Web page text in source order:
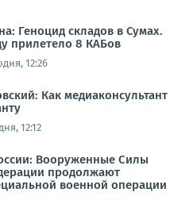
Геноцид складов в Сумах.
прилетело 8 КАБов
12:26
Как медиаконсультант
12:12
Вооруженные Силы
продолжают
военной операции